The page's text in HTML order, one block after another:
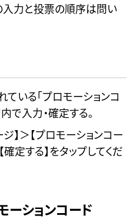
入力と投票の順序は問い
いる「プロモーションコ
で入力・確定する。
】＞【プロモーションコー
確定する】をタップしてくだ
ーションコード